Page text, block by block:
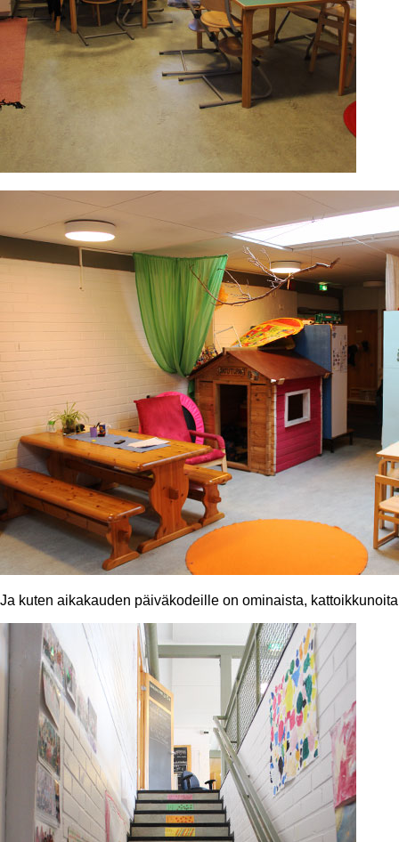
Ja kuten aikakauden päiväkodeille on ominaista,